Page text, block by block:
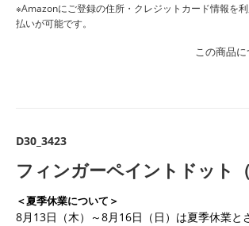
※Amazonにご登録の住所・クレジットカード情報を
払いが可能です。
この商品
D30_3423
フィンガーペイントドット（
＜夏季休業について＞
8月13日（木）～8月16日（日）は夏季休業と